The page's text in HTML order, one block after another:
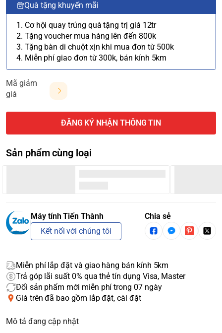
Quà tặng khuyến mãi
1. Cơ hội quay trúng quà tặng trị giá 12tr
2. Tặng voucher mua hàng lên đến 800k
3. Tặng bàn di chuột xịn khi mua đơn từ 500k
4. Miễn phí giao đơn từ 300k, bán kính 5km
Mã giảm
giá
ĐĂNG KÝ NHẬN THÔNG TIN
Sản phẩm cùng loại
Máy tính Tiến Thành
Kết nối với chúng tôi
Chia sẻ
Miễn phí lắp đặt và giao hàng bán kính 5km
Trả góp lãi suất 0% qua thẻ tín dụng Visa, Master
Đổi sản phẩm mới miễn phí trong 07 ngày
Giá trên đã bao gồm lắp đặt, cài đặt
Mô tả đang cập nhật